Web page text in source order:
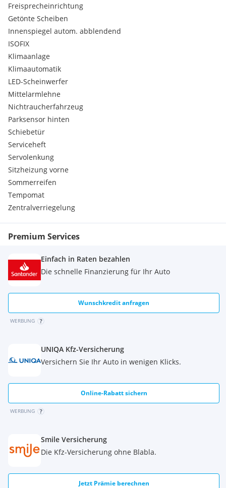
Freisprecheinrichtung
Getönte Scheiben
Innenspiegel autom. abblendend
ISOFIX
Klimaanlage
Klimaautomatik
LED-Scheinwerfer
Mittelarmlehne
Nichtraucherfahrzeug
Parksensor hinten
Schiebetür
Serviceheft
Servolenkung
Sitzheizung vorne
Sommerreifen
Tempomat
Zentralverriegelung
Premium Services
Einfach in Raten bezahlen
Die schnelle Finanzierung für Ihr Auto
Wunschkredit anfragen
WERBUNG
UNIQA Kfz-Versicherung
Versichern Sie Ihr Auto in wenigen Klicks.
Online-Rabatt sichern
WERBUNG
Smile Versicherung
Die Kfz-Versicherung ohne Blabla.
Jetzt Prämie berechnen